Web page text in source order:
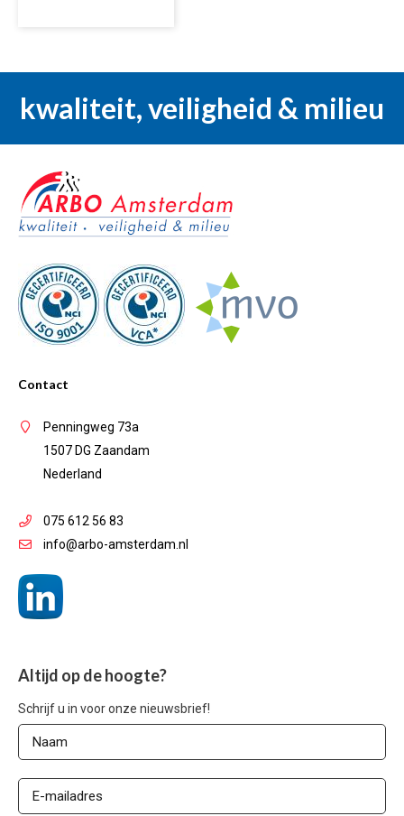
kwaliteit, veiligheid & milieu
Contact
Penningweg 73a
1507 DG Zaandam
Nederland
075 612 56 83
info@arbo-amsterdam.nl
Altijd op de hoogte?
Schrijf u in voor onze nieuwsbrief!